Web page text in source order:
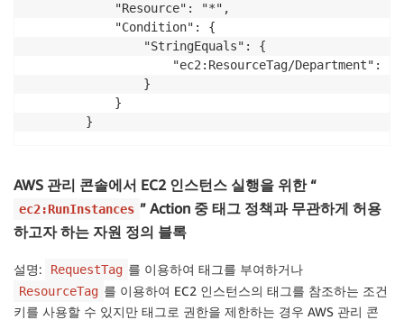
            "Resource": "*",
            "Condition": {
                "StringEquals": {
"ec2:ResourceTag/Department":
                }
            }
        }
AWS 관리 콘솔에서 EC2 인스턴스 실행을 위한 “
ec2:RunInstances ” Action 중 태그 정책과 무관하게 허용
하고자 하는 자원 정의 블록
설명: RequestTag 를 이용하여 태그를 부여하거나
ResourceTag 를 이용하여 EC2 인스턴스의 태그를 참조하는 조건
키를 사용할 수 있지만 태그로 권한을 제한하는 경우 AWS 관리 콘